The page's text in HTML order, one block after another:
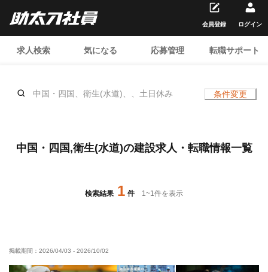
求人検索 気になる 応募管理 転職サポート
会員登録 ログイン
中国・四国、衛生(水道)、、土日休み 条件変更
中国・四国,衛生(水道)の建設求人・転職情報一覧
検索結果 1 件 1~1件を表示
掲載期間： 2026/04/03 - 2026/10/02